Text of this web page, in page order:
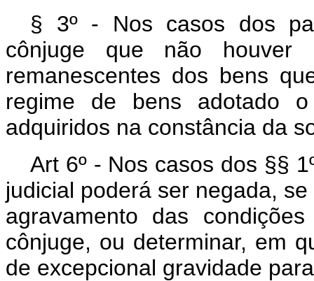
§ 3º - Nos casos dos
cônjuge que não houver
remanescentes dos bens
regime de bens adotado
adquiridos na constância da
Art 6º - Nos casos dos §§
judicial poderá ser negada,
agravamento das
cônjuge, ou determinar, em
de excepcional gravidade